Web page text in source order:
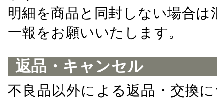
明細を商品と同封しない場合
一報をお願いいたします。
返品・キャンセル
不良品以外による返品・交換